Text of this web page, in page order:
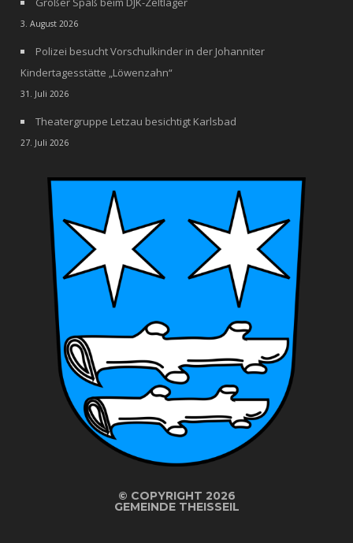
3. August 2026
Polizei besucht Vorschulkinder in der Johanniter
Kindertagesstätte „Löwenzahn“
31. Juli 2026
Theatergruppe Letzau besichtigt Karlsbad
27. Juli 2026
© COPYRIGHT 2026
GEMEINDE THEISSEIL